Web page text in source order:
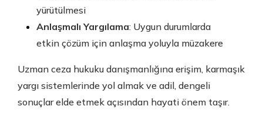
yürütülmesi
Anlaşmalı Yargılama: Uygun durumlarda
etkin çözüm için anlaşma yoluyla müzakere
Uzman ceza hukuku danışmanlığına erişim, karmaşık
yargı sistemlerinde yol almak ve adil, dengeli
sonuçlar elde etmek açısından hayati önem taşır.